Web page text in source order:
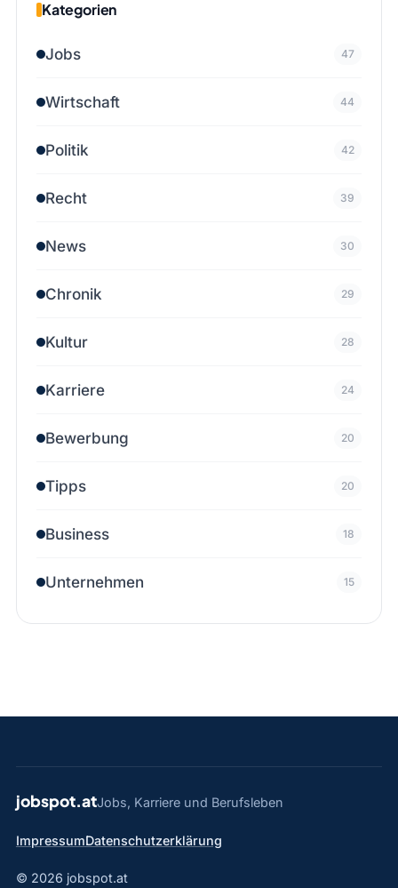
Kategorien
Jobs 47
Wirtschaft 44
Politik 42
Recht 39
News 30
Chronik 29
Kultur 28
Karriere 24
Bewerbung 20
Tipps 20
Business 18
Unternehmen 15
jobspot.atJobs, Karriere und Berufsleben
ImpressumDatenschutzerklärung
© 2026 jobspot.at